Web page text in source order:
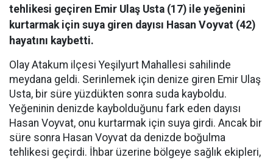
tehlikesi geçiren Emir Ulaş Usta (17) ile yeğenini
kurtarmak için suya giren dayısı Hasan Voyvat (42)
hayatını kaybetti.
Olay Atakum ilçesi Yeşilyurt Mahallesi sahilinde
meydana geldi. Serinlemek için denize giren Emir Ulaş
Usta, bir süre yüzdükten sonra suda kayboldu.
Yeğeninin denizde kaybolduğunu fark eden dayısı
Hasan Voyvat, onu kurtarmak için suya girdi. Ancak bir
süre sonra Hasan Voyvat da denizde boğulma
tehlikesi geçirdi. İhbar üzerine bölgeye sağlık ekipleri,